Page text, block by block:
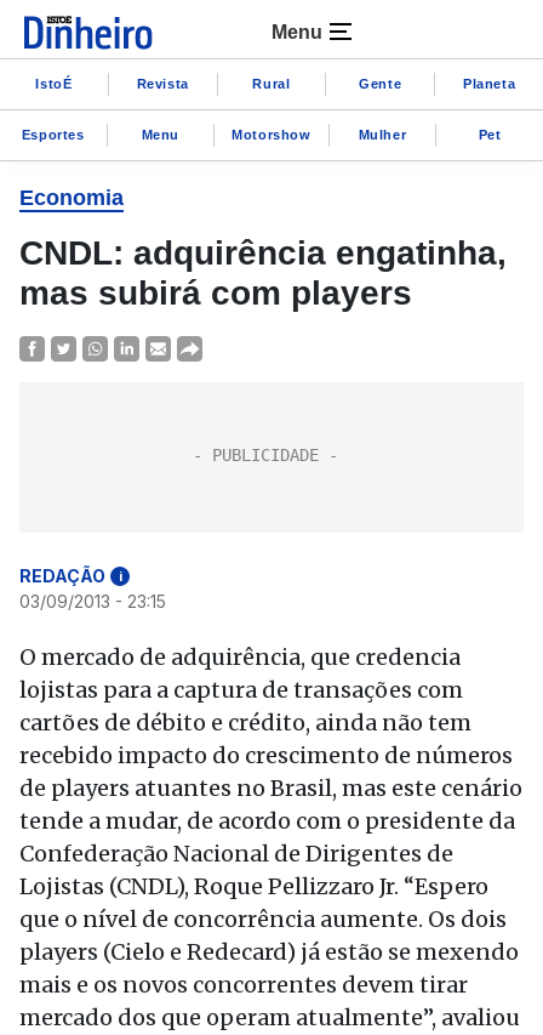
Menu
IstoÉ Revista Rural Gente Planeta
Esportes Menu Motorshow Mulher Pet
Economia
CNDL: adquirência engatinha,
mas subirá com players
REDAÇÃO i
03/09/2013 - 23:15
O mercado de adquirência, que credencia
lojistas para a captura de transações com
cartões de débito e crédito, ainda não tem
recebido impacto do crescimento de números
de players atuantes no Brasil, mas este cenário
tende a mudar, de acordo com o presidente da
Confederação Nacional de Dirigentes de
Lojistas (CNDL), Roque Pellizzaro Jr. “Espero
que o nível de concorrência aumente. Os dois
players (Cielo e Redecard) já estão se mexendo
mais e os novos concorrentes devem tirar
mercado dos que operam atualmente”, avaliou